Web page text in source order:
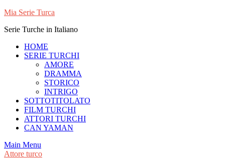
Skip
content
Mia Serie Turca
Serie Turche in Italiano
HOME
SERIE TURCHI
AMORE
DRAMMA
STORICO
INTRIGO
SOTTOTITOLATO
FILM TURCHI
ATTORI TURCHI
CAN YAMAN
Main Menu
Attore turco